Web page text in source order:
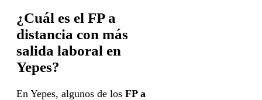
¿Cuál es el FP a
distancia con más
salida laboral en
Yepes?
En Yepes, algunos de los FP a